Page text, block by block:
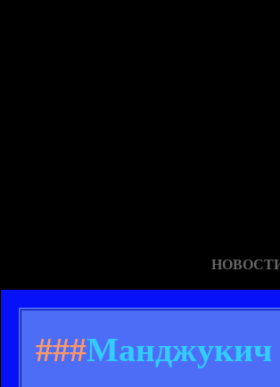
###Манджукич